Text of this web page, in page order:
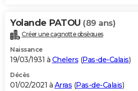
Yolande PATOU (89 ans)
Créer une cagnotte obsèques
Naissance
19/03/1931 à Chelers (Pas-de-Calais)
Décès
01/02/2021 à Arras (Pas-de-Calais)